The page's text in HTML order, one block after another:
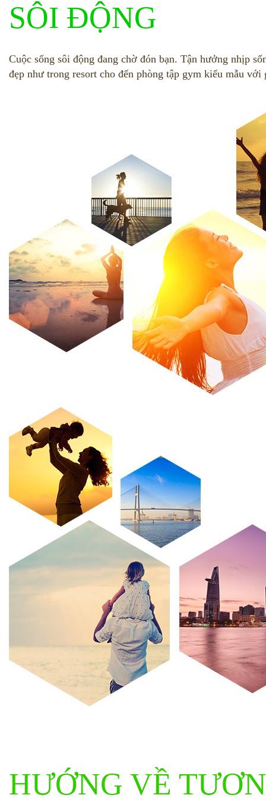
SÔI ĐỘNG
Cuộc sống sôi động đang chờ đón bạn. Tận hưởng nhịp
đẹp như trong resort cho đến phòng tập gym kiểu mẫu
HƯỚNG VỀ